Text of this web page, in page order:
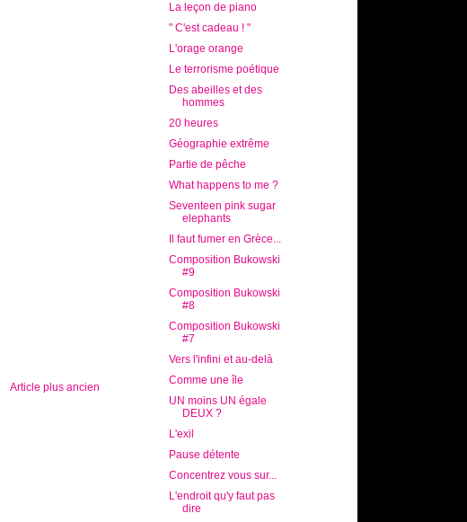
Article plus ancien
La leçon de piano
" C'est cadeau ! "
L'orage orange
Le terrorisme poétique
Des abeilles et des
hommes
20 heures
Géographie extrême
Partie de pêche
What happens to me ?
Seventeen pink sugar
elephants
Il faut fumer en Grèce...
Composition Bukowski
#9
Composition Bukowski
#8
Composition Bukowski
#7
Vers l'infini et au-delà
Comme une île
UN moins UN égale
DEUX ?
L'exil
Pause détente
Concentrez vous sur...
L'endroit qu'y faut pas
dire